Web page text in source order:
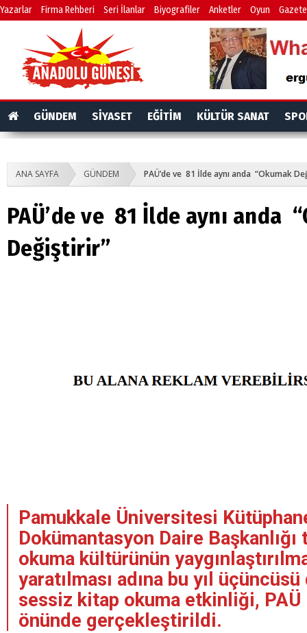
Yazarlar Firma Rehberi Seri İlanlar Biyografiler Anketler Oyun
GÜNDEM SİYASET EĞİTİM KÜLTÜR SANAT
ANA SAYFA GÜNDEM PAÜ’de ve 81 İlde aynı anda “Okumak
PAÜ’de ve 81 İlde aynı anda
Değiştirir”
Pamukkale Üniversitesi
Dokümantasyon Daire Başkanlığı
okuma kültürünün
yaratılması adına bu yıl
sessiz kitap okuma etkinliği,
önünde gerçekleştirildi.